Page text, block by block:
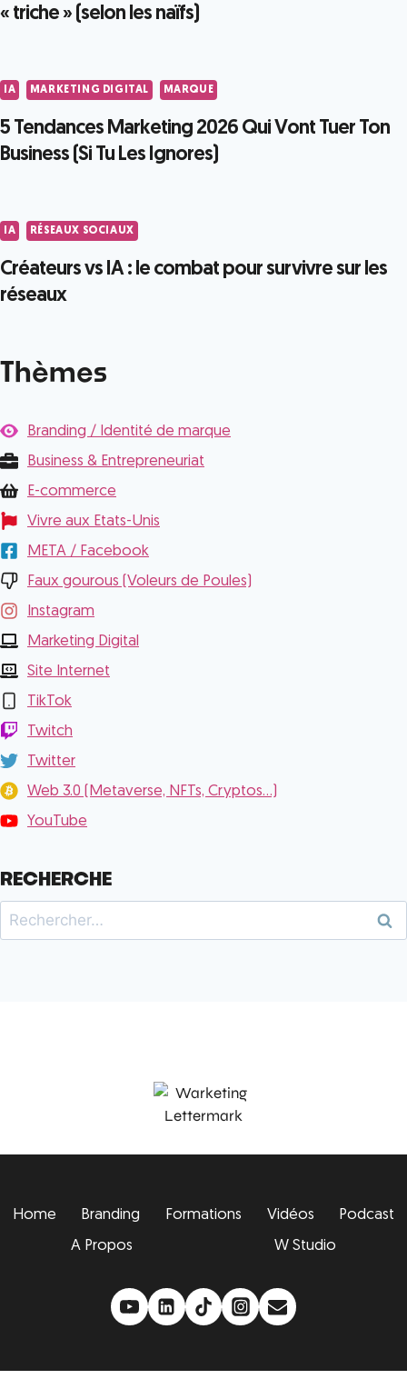
« triche » (selon les naïfs)
IA MARKETING DIGITAL MARQUE
5 Tendances Marketing 2026 Qui Vont Tuer Ton
Business (Si Tu Les Ignores)
IA RÉSEAUX SOCIAUX
Créateurs vs IA : le combat pour survivre sur les
réseaux
Thèmes
Branding / Identité de marque
Business & Entrepreneuriat
E-commerce
Vivre aux Etats-Unis
META / Facebook
Faux gourous (Voleurs de Poules)
Instagram
Marketing Digital
Site Internet
TikTok
Twitch
Twitter
Web 3.0 (Metaverse, NFTs, Cryptos...)
YouTube
RECHERCHE
Home Branding Formations Vidéos
Podcast
A Propos
W Studio